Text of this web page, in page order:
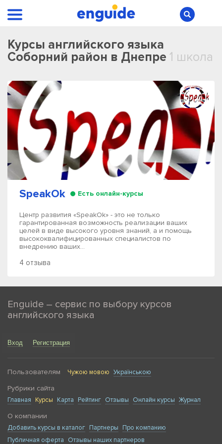
Курсы английского языка
Соборний район в Днепре 1 школа
SpeakOk Есть онлайн-курсы
Центр развития «SpeakOk» - это не только
гарантированная возможность реализации ваших
целей в виде высокого уровня знаний, а и помощь
высококвалифицированных специалистов по
внедрению ваших...
4 отзыва
Enguide – сервис по выбору курсов
английского языка
Вход Регистрация
Пользователям Чужою мовою Українською
Рубрики сайта
Главная Курсы Карта Рейтинг Отзывы Онлайн курсы Журнал
О компании
Добавить курсы в каталог Партнеры
Про компанию
Публичная оферта
Отзывы наших партнеров